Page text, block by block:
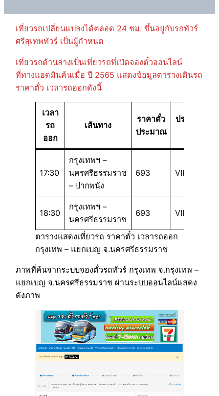
เที่ยวรถเปลี่ยนแปลงได้ตลอด 24 ชม. ขึ้นอยู่กับรถทัวร์
ศรีสุเทพทัวร์ เป็นผู้กำหนด
เที่ยวรถด้านล่างเป็นเที่ยวรถที่เปิดจองตั๋วออนไลน์
ที่ทางแอดมินค้นเมื่อ ปี 2565 แสดงข้อมูลตารางเดินรถ
ราคาตั๋ว เวลารถออกดังนี้
เวลา
รถ
ออก
เส้นทาง
ราคาตั๋ว
ประมาณ
ประเภท
17:30
กรุงเทพฯ –
นครศรีธรรมราช
– ปากพนัง
693 VIP 32
18:30
กรุงเทพฯ –
นครศรีธรรมราช
693 VIP 32
ตารางแสดงเที่ยวรถ ราคาตั๋ว เวลารถออก
กรุงเทพ – แยกเบญ จ.นครศรีธรรมราช
ภาพที่ค้นจากระบบจองตั๋วรถทัวร์ กรุงเทพ จ.กรุงเทพ –
แยกเบญ จ.นครศรีธรรมราช ผ่านระบบออนไลน์แสดง
ดังภาพ